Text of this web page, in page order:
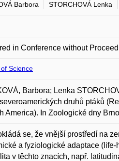
Barbora STORCHOVÁ Lenka
in Conference without
Science
Barbora; Lenka
druhů ptáků
America). In Zoologické dny
se, že vnější prostředí na
a fyziologické adaptace
v těchto znacích, např.